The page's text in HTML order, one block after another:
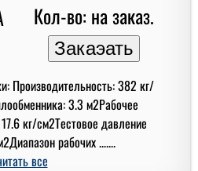
Кол-во: на заказ.
Производительность: 382 кг/
3.3 м2Рабочее
кг/см2Тестовое давление
рабочих .......
все